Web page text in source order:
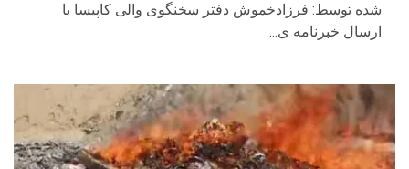
شده توسط: فرزادخموش دفتر سخنگوی والی کاپیسا با
ارسال خبرنامه ی...